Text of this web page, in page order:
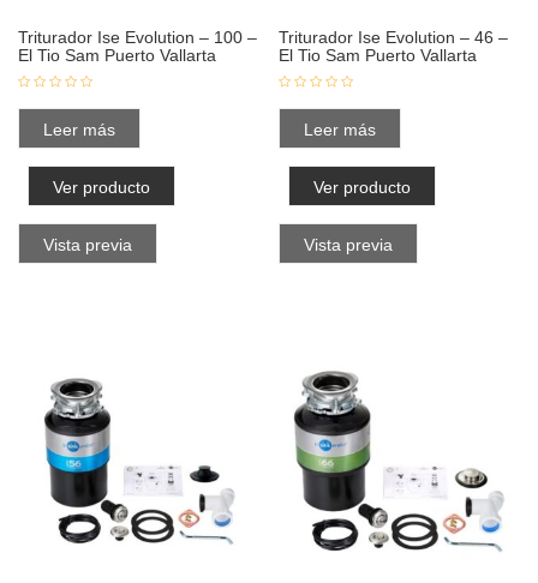
Triturador Ise Evolution – 100 –
El Tio Sam Puerto Vallarta
Leer más
Ver producto
Vista previa
Triturador Ise Evolution – 46 –
El Tio Sam Puerto Vallarta
Leer más
Ver producto
Vista previa